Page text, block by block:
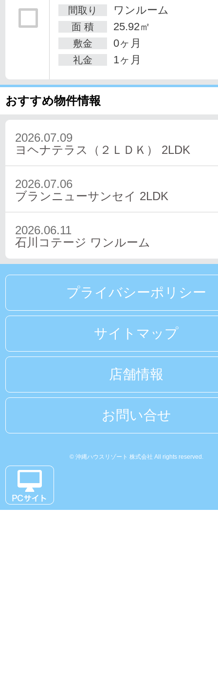
間取り
ワンルーム
面 積 25.92㎡
敷金 0ヶ月
礼金 1ヶ月
おすすめ物件情報
2026.07.09
ヨヘナテラス（２ＬＤＫ）
2LDK
2026.07.06
ブランニューサンセイ 2LDK
2026.06.11
石川コテージ ワンルーム
プライバシーポリシー
サイトマップ
店舗情報
お問い合せ
© 沖縄ハウスリゾート 株式会社 All rights reserved.